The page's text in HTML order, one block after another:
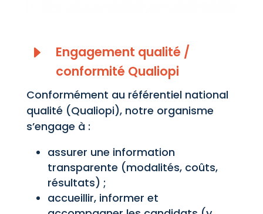
E
Engagement qualité /
conformité Qualiopi
Conformément au référentiel national
qualité (Qualiopi), notre organisme
s’engage à :
assurer une information
transparente (modalités, coûts,
résultats) ;
accueillir, informer et